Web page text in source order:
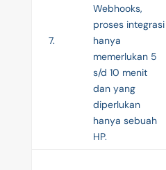
7.
Webhooks,
proses integrasi
hanya
memerlukan 5
s/d 10 menit
dan yang
diperlukan
hanya sebuah
HP.